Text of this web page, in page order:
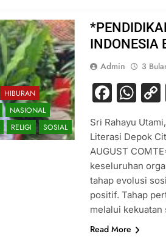
HIBURAN
NASIONAL
RELIGI SOSIAL
INDONESIA
Admin 3
Sri Rahayu
Literasi Depok
AUGUST
keseluruhan
tahap evolusi
positif. Tahap
melalui
Read More